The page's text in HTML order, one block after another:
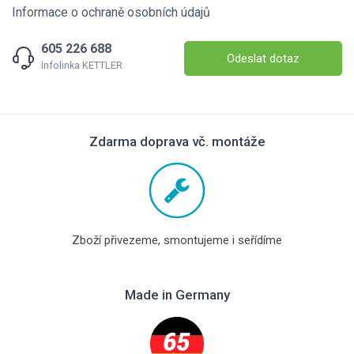
Informace o ochraně osobních údajů
605 226 688
Infolinka KETTLER Odeslat dotaz
Zdarma doprava vč. montáže
Zboží přivezeme, smontujeme i seřídíme
Made in Germany